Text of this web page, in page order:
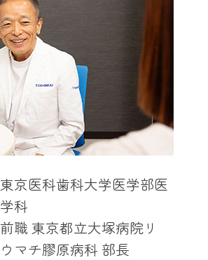
東京医科歯科大学医学部医
学科
前職 東京都立大塚病院リ
ウマチ膠原病科 部長